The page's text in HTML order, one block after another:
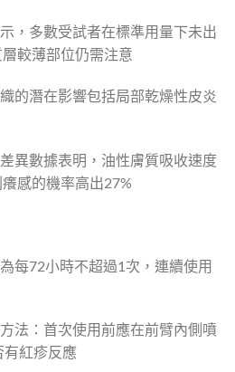
，多數受試者在標準用量下未出
較薄部位仍需注意
的潛在影響包括局部乾燥性皮炎
異數據表明，油性膚質吸收速度
感的機率高出27%
每72小時不超過1次，連續使用
法：首次使用前應在前臂內側噴
有紅疹反應